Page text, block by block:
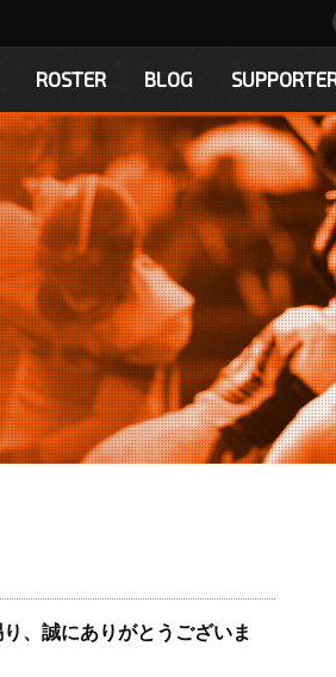
ROSTER BLOG
、誠にありがとうございま